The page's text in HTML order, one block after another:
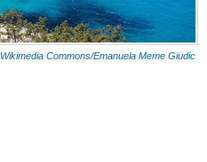
Wikimedia Commons/Emanuela Meme Giudic